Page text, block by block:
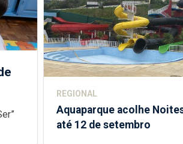
REGIONAL
Aquaparque acolhe
até 12 de setembro